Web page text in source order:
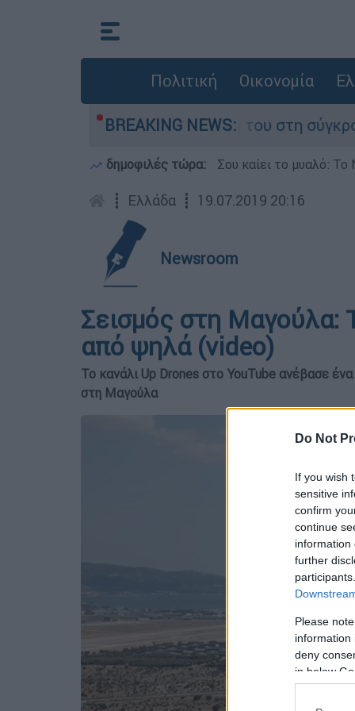
Do Not
If you wish
sensitive
confirm
continue
information
further
Please
information
deny
in below
Πολιτική Οικονομία
BREAKING NEWS:
Δαμίγο που έχασε τη ζωή του στη
δημοφιλές τώρα: Σου καίει το μυαλό:
┋ Ελλάδα ┋ 19.07.2019 20:16
Newsroom
Σεισμός στη Μαγούλα:
από ψηλά (video)
Το κανάλι Up Drones στο YouTube ανέβασε
στη Μαγούλα